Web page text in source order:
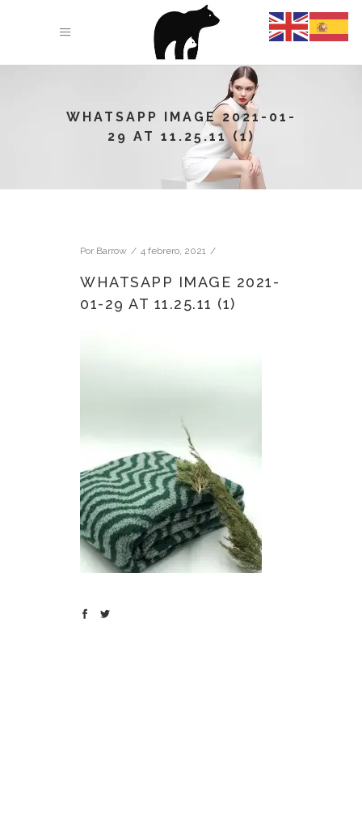
WHATSAPP IMAGE 2021-01-
29 AT 11.25.11 (1)
Por Barrow 4 febrero, 2021
WHATSAPP IMAGE 2021-
01-29 AT 11.25.11 (1)